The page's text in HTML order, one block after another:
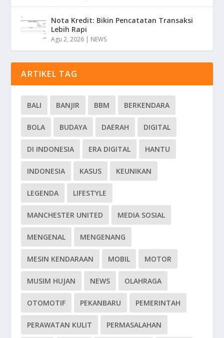
Nota Kredit: Bikin Pencatatan Transaksi
Lebih Rapi
Agu 2, 2026 | NEWS
ARTIKEL TAG
BALI BANJIR BBM BERKENDARA
BOLA BUDAYA DAERAH DIGITAL
DI INDONESIA ERA DIGITAL HANTU
INDONESIA KASUS KEUNIKAN
LEGENDA LIFESTYLE
MANCHESTER UNITED MEDIA SOSIAL
MENGENAL MENGENANG
MESIN KENDARAAN MOBIL MOTOR
MUSIM HUJAN NEWS OLAHRAGA
OTOMOTIF PEKANBARU PEMERINTAH
PERAWATAN KULIT PERMASALAHAN